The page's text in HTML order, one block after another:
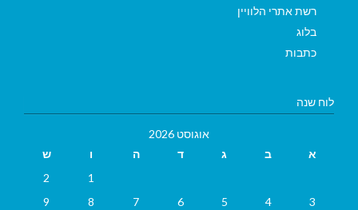
רשת אתרי הלוויין
בלוג
כתבות
לוח שנה
אוגוסט 2026
א
ב ג ד ה ו
ש
1
2
3
4
5
6
7
8
9